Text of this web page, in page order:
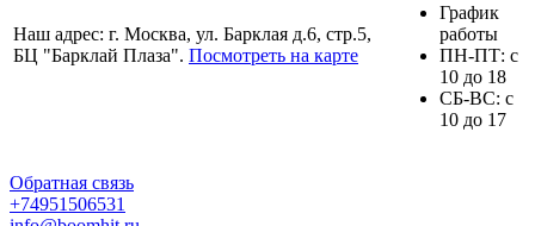
Наш адрес: г. Москва, ул. Барклая д.6, стр.5,
БЦ "Барклай Плаза". Посмотреть на карте
График
работы
ПH-ПТ: с
10 до 18
СБ-ВС: с
10 до 17
Обратная связь
+74951506531